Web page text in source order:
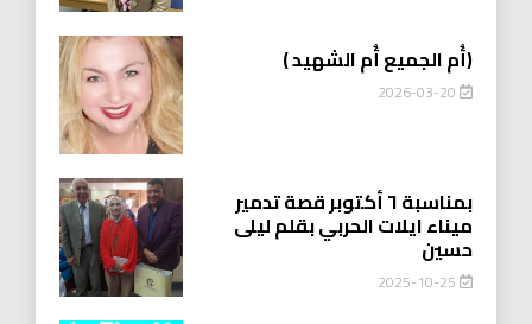
(أُم الجميع أُم الشهيد )
2026-03-20
بمناسبة ٦ أكتوبر قصة تدمير
ميناء ايلات الحربي بقلم ليلى
حسين
2025-10-25